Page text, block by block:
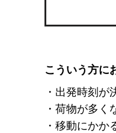
こういう方に
・出発時刻が
・荷物が多く
・移動にかか